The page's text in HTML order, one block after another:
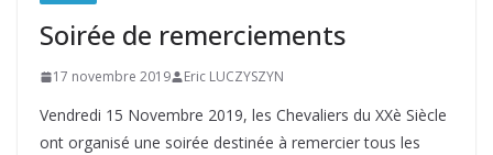
Soirée de remerciements
17 novembre 2019 Eric LUCZYSZYN
Vendredi 15 Novembre 2019, les Chevaliers du XXè Siècle
ont organisé une soirée destinée à remercier tous les